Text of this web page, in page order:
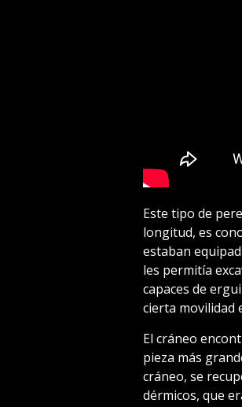
Este tipo de
longitud, es
estaban
les permitía
capaces de
cierta movilidad
El cráneo
pieza más
cráneo, se
dérmicos, que